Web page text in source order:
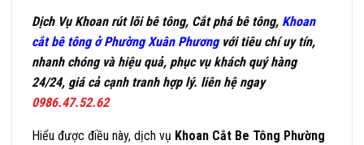
Dịch Vụ Khoan rút lõi bê tông, Cắt phá bê tông, Khoan
cắt bê tông ở Phường Xuân Phươngvới tiêu chí uy tín,
nhanh chóng và hiệu quả, phục vụ khách quý hàng
24/24, giá cả cạnh tranh hợp lý. liên hệ ngay
0986.47.52.62
Hiểu được điều này, dịch vụ Khoan Cắt Be Tông Phường